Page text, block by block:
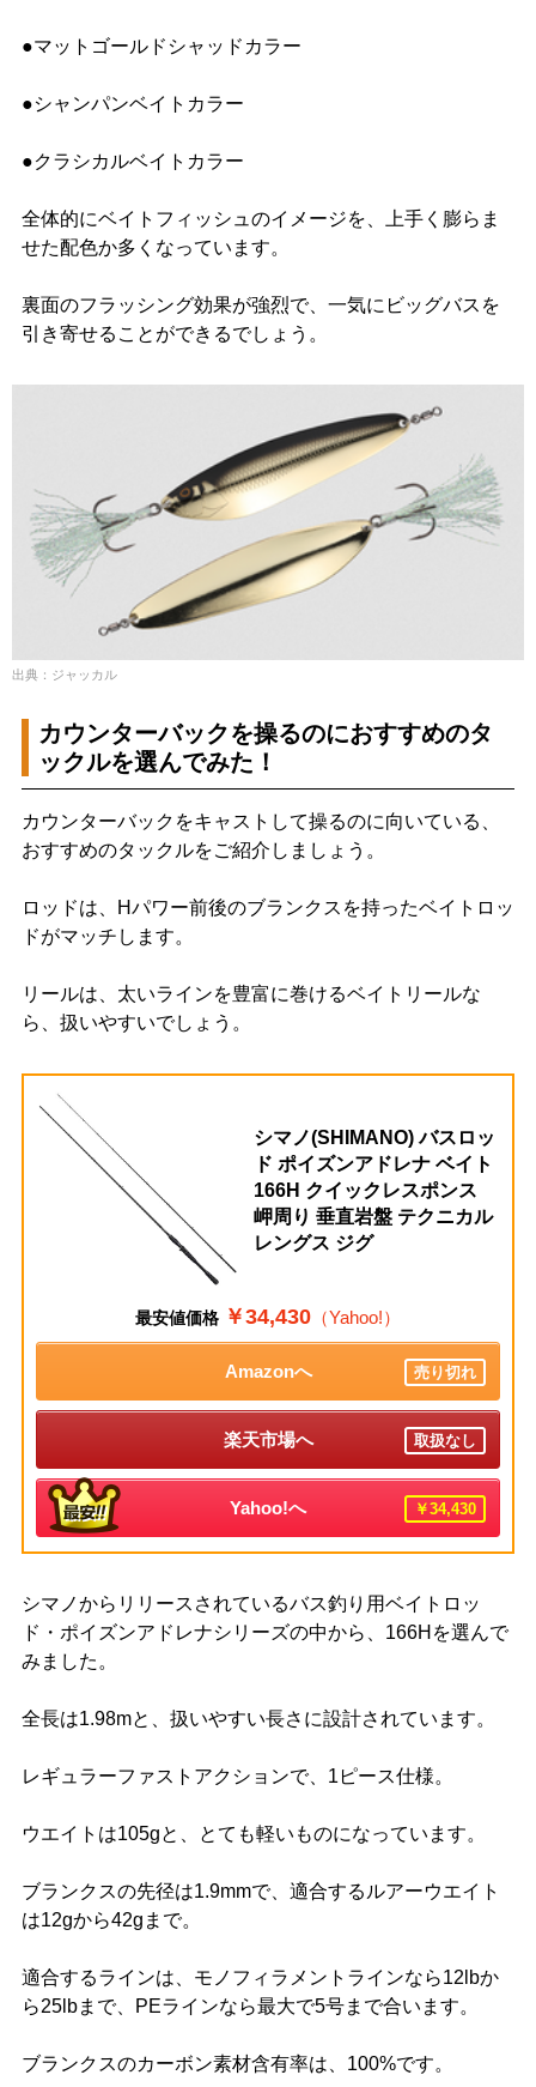
●マットゴールドシャッドカラー
●シャンパンベイトカラー
●クラシカルベイトカラー
全体的にベイトフィッシュのイメージを、上手く膨らま
せた配色か多くなっています。
裏面のフラッシング効果が強烈で、一気にビッグバスを
引き寄せることができるでしょう。
出典：ジャッカル
カウンターバックを操るのにおすすめのタ
ックルを選んでみた！
カウンターバックをキャストして操るのに向いている、
おすすめのタックルをご紹介しましょう。
ロッドは、Hパワー前後のブランクスを持ったベイトロッ
ドがマッチします。
リールは、太いラインを豊富に巻けるベイトリールな
ら、扱いやすいでしょう。
シマノ(SHIMANO) バスロッ
ド ポイズンアドレナ ベイト
166H クイックレスポンス
岬周り 垂直岩盤 テクニカル
レングス ジグ
最安値価格 ￥34,430 （Yahoo!）
Amazonへ 売り切れ
楽天市場へ 取扱なし
Yahoo!へ ￥34,430
シマノからリリースされているバス釣り用ベイトロッ
ド・ポイズンアドレナシリーズの中から、166Hを選んで
みました。
全長は1.98mと、扱いやすい長さに設計されています。
レギュラーファストアクションで、1ピース仕様。
ウエイトは105gと、とても軽いものになっています。
ブランクスの先径は1.9mmで、適合するルアーウエイト
は12gから42gまで。
適合するラインは、モノフィラメントラインなら12lbか
ら25lbまで、PEラインなら最大で5号まで合います。
ブランクスのカーボン素材含有率は、100%です。